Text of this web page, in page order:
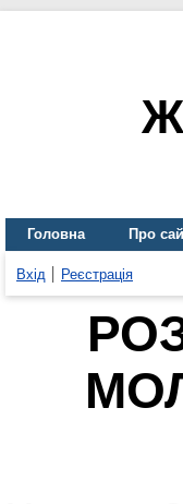
Головна Про
Вхід Реєстрація